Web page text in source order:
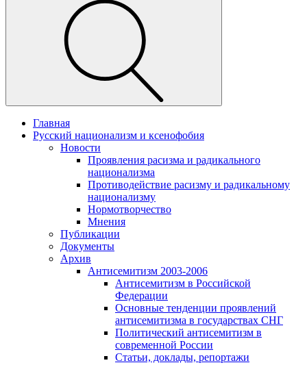
Главная
Русский национализм и ксенофобия
Новости
Проявления расизма и радикального
национализма
Противодействие расизму и радикальному
национализму
Нормотворчество
Мнения
Публикации
Документы
Архив
Антисемитизм 2003-2006
Антисемитизм в Российской
Федерации
Основные тенденции проявлений
антисемитизма в государствах СНГ
Политический антисемитизм в
современной России
Статьи, доклады, репортажи